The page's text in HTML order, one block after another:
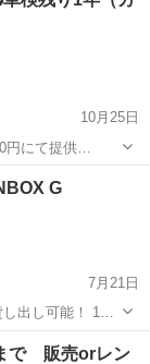
10月25日
円にて提供…
G
7月21日
し出し可能！ 1…
で 販売orレン